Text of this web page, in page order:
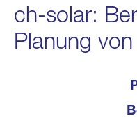
ch-solar:
Planung